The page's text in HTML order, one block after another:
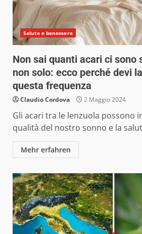
Salute e benessere
Non sai quanti acari ci sono
non solo: ecco perché devi
questa frequenza
Claudio Cordova 2 Maggio 2024
Gli acari tra le lenzuola possono
qualità del nostro sonno e la
Mehr erfahren